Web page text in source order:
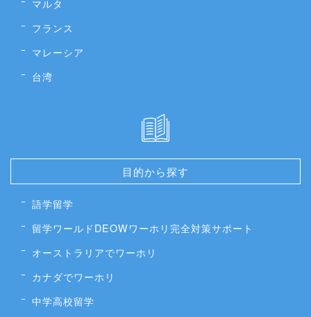
マルタ
フランス
マレーシア
台湾
目的から探す
語学留学
留学ワールドDEOWワーホリ完全対策サポート
オーストラリアでワーホリ
カナダでワーホリ
中学高校留学